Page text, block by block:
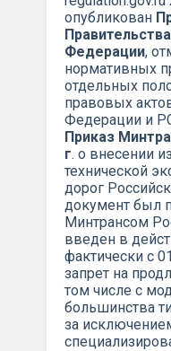
опубликован
Федерации,
нормативных
отдельных
правовых
Федерации и
Приказ
г. о внесении
технической
дорог
документ был
Минтрансом
введен в
фактически с
запрет на
том числе с
большинства
за